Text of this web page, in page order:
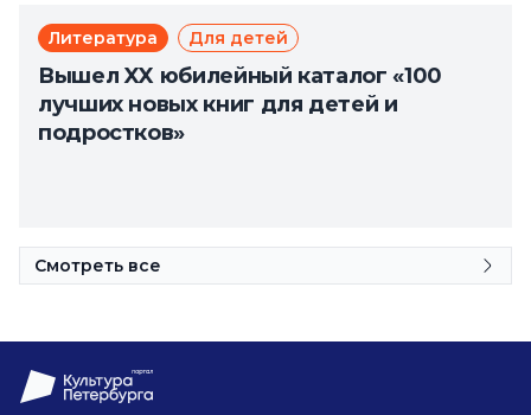
Литература Для детей
Вышел XX юбилейный каталог «100
лучших новых книг для детей и
подростков»
Смотреть все